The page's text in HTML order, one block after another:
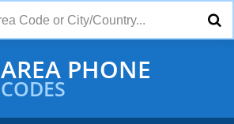
AREA PHONE
CODES